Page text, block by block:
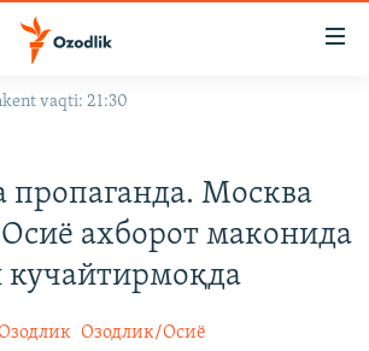
vaqti: 21:30
пропаганда. Москва
ахборот маконида
кучайтирмоқда
Озодлик/Осиё